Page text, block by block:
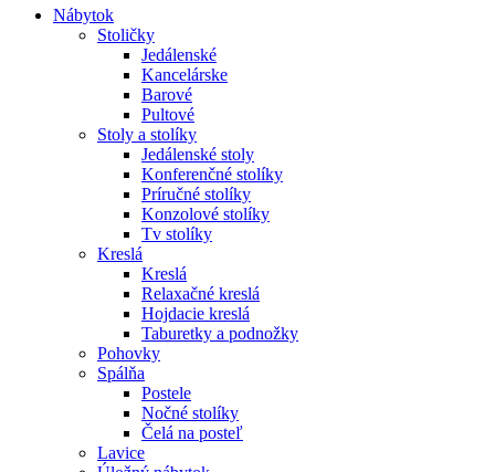
Nábytok
Stoličky
Jedálenské
Kancelárske
Barové
Pultové
Stoly a stolíky
Jedálenské stoly
Konferenčné stolíky
Príručné stolíky
Konzolové stolíky
Tv stolíky
Kreslá
Kreslá
Relaxačné kreslá
Hojdacie kreslá
Taburetky a podnožky
Pohovky
Spálňa
Postele
Nočné stolíky
Čelá na posteľ
Lavice